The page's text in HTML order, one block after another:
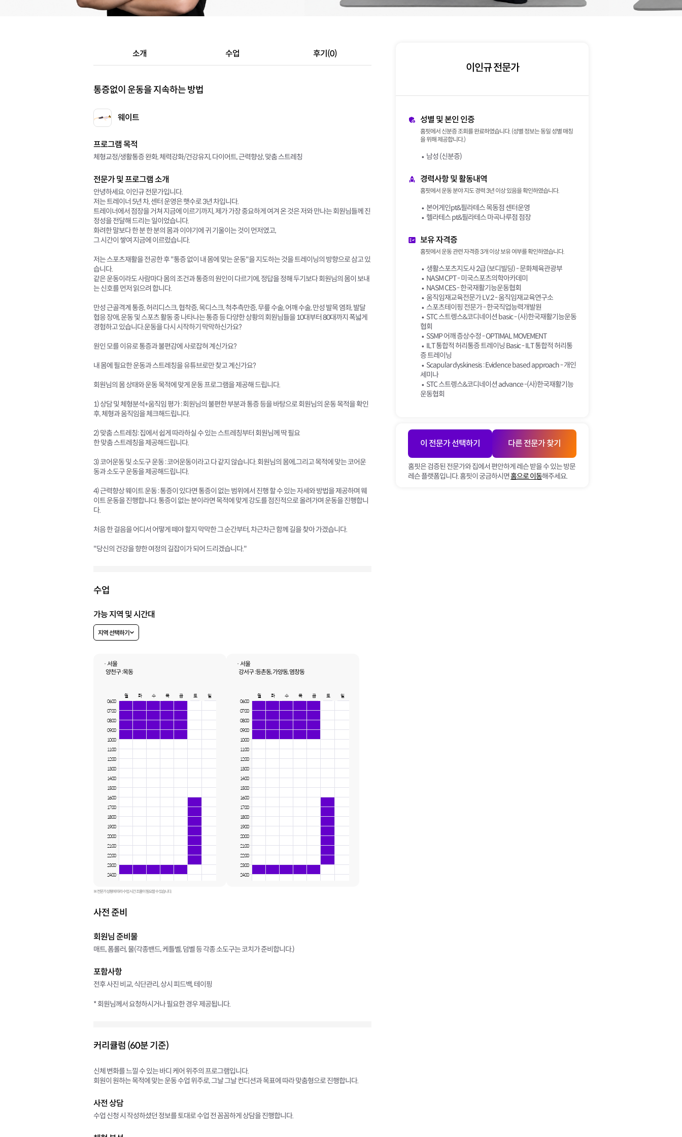
소개 수업 후기(0)
통증없이 운동을 지속하는 방법
웨이트
프로그램 목적
체형교정/생활통증 완화, 체력강화/건강유지, 다이어트, 근력향상, 맞춤 스트레칭
전문가 및 프로그램 소개
안녕하세요. 이인규 전문가입니다.
저는 트레이너 5년 차, 센터 운영은 햇수로 3년 차입니다.
트레이너에서 점장을 거쳐 지금에 이르기까지, 제가 가장 중요하게 여겨 온 것은 저와 만나는 회원님들께 진
정성을 전달해 드리는 일이었습니다.
화려한 말보다 한 분 한 분의 몸과 이야기에 귀 기울이는 것이 먼저였고,
그 시간이 쌓여 지금에 이르렀습니다.
저는 스포츠재활을 전공한 후 "통증 없이 내 몸에 맞는 운동"을 지도하는 것을 트레이닝의 방향으로 삼고 있
습니다.
같은 운동이라도 사람마다 몸의 조건과 통증의 원인이 다르기에, 정답을 정해 두기보다 회원님의 몸이 보내
는 신호를 먼저 읽으려 합니다.
만성 근골격계 통증, 허리디스크, 협착증, 목디스크, 척추측만증, 무릎 수술, 어깨 수술, 만성 발목 염좌, 발달
협응 장애, 운동 및 스포츠 활동 중 나타나는 통증 등 다양한 상황의 회원님들을 10대부터 80대까지 폭넓게
경험하고 있습니다.운동을 다시 시작하기 막막하신가요?
원인 모를 이유로 통증과 불편감에 사로잡혀 계신가요?
내 몸에 필요한 운동과 스트레칭을 유튜브로만 찾고 계신가요?
회원님의 몸 상태와 운동 목적에 맞게 운동 프로그램을 제공해 드립니다.
1) 상담 및 체형분석+움직임 평가 : 회원님의 불편한 부분과 통증 등을 바탕으로 회원님의 운동 목적을 확인
후, 체형과 움직임을 체크해드립니다.
2) 맞춤 스트레칭: 집에서 쉽게 따라하실 수 있는 스트레칭부터 회원님께 딱 필요
한 맞춤 스트레칭을 제공해드립니다.
3) 코어운동 및 소도구 운동 : 코어운동이라고 다 같지 않습니다. 회원님의 몸에,그리고 목적에 맞는 코어운
동과 소도구 운동을 제공해드립니다.
4) 근력향상 웨이트 운동 : 통증이 있다면 통증이 없는 범위에서 진행 할 수 있는 자세와 방법을 제공하며 웨
이트 운동을 진행합니다. 통증이 없는 분이라면 목적에 맞게 강도를 점진적으로 올려가며 운동을 진행합니
다.
처음 한 걸음을 어디서 어떻게 떼야 할지 막막한 그 순간부터, 차근차근 함께 길을 찾아 가겠습니다.
"당신의 건강을 향한 여정의 길잡이가 되어 드리겠습니다."
수업
가능 지역 및 시간대
지역 선택하기
· 서울
양천구 :목동
월 화 수 목 금 토
일
06:00
07:00
08:00
09:00
10:00
11:00
12:00
13:00
14:00
15:00
16:00
17:00
18:00
19:00
20:00
21:00
22:00
23:00
24:00
· 서울
강서구 :등촌동, 가양동, 염창동
월 화 수 목 금 토
일
06:00
07:00
08:00
09:00
10:00
11:00
12:00
13:00
14:00
15:00
16:00
17:00
18:00
19:00
20:00
21:00
22:00
23:00
24:00
※ 전문가 상황에 따라 수업 시간 조율이 필요할 수 있습니다.
사전 준비
회원님 준비물
매트, 폼롤러, 물(각종밴드, 케틀벨, 덤벨 등 각종 소도구는 코치가 준비합니다.)
포함사항
전후 사진 비교, 식단관리, 상시 피드백, 테이핑
* 회원님께서 요청하시거나 필요한 경우 제공됩니다.
커리큘럼 (60분 기준)
신체 변화를 느낄 수 있는 바디 케어 위주의 프로그램입니다.
회원이 원하는 목적에 맞는 운동 수업 위주로, 그날 그날 컨디션과 목표에 따라 맞춤형으로 진행합니다.
사전 상담
수업 신청 시 작성하셨던 정보를 토대로 수업 전 꼼꼼하게 상담을 진행합니다.
이인규 전문가
성별 및 본인 인증
홈핏에서 신분증 조회를 완료하였습니다. (성별 정보는 동일 성별 매칭
을 위해 제공합니다.)
남성 (신분증)
경력사항 및 활동내역
홈핏에서 운동 분야 지도 경력 3년 이상 있음을 확인하였습니다.
본어게인pt&필라테스 목동점 센터운영
헬라테스 pt&필라테스 마곡나루점 점장
보유 자격증
홈핏에서 운동 관련 자격증 3개 이상 보유 여부를 확인하였습니다.
생활스포츠지도사 2급 (보디빌딩) - 문화체육관광부
NASM CPT - 미국스포츠의학아카데미
NASM CES - 한국재활기능운동협회
움직임재교육전문가 LV.2 - 움직임재교육연구소
스포츠테이핑 전문가 - 한국직업능력개발원
STC 스트렝스&코디네이션 basic - (사)한국재활기능운동
협회
SSMP 어깨 증상수정 - OPTIMAL MOVEMENT
ILT 통합적 허리통증 트레이닝 Basic - ILT 통합적 허리통
증 트레이닝
Scapular dyskinesis : Evidence based approach - 개인
세미나
STC 스트렝스&코디네이션 advance -(사)한국재활기능
운동협회
이 전문가 선택하기 다른 전문가 찾기
홈핏은 검증된 전문가와 집에서 편안하게 레슨 받을 수 있는 방문
레슨 플랫폼입니다. 홈핏이 궁금하시면홈으로 이동해주세요.